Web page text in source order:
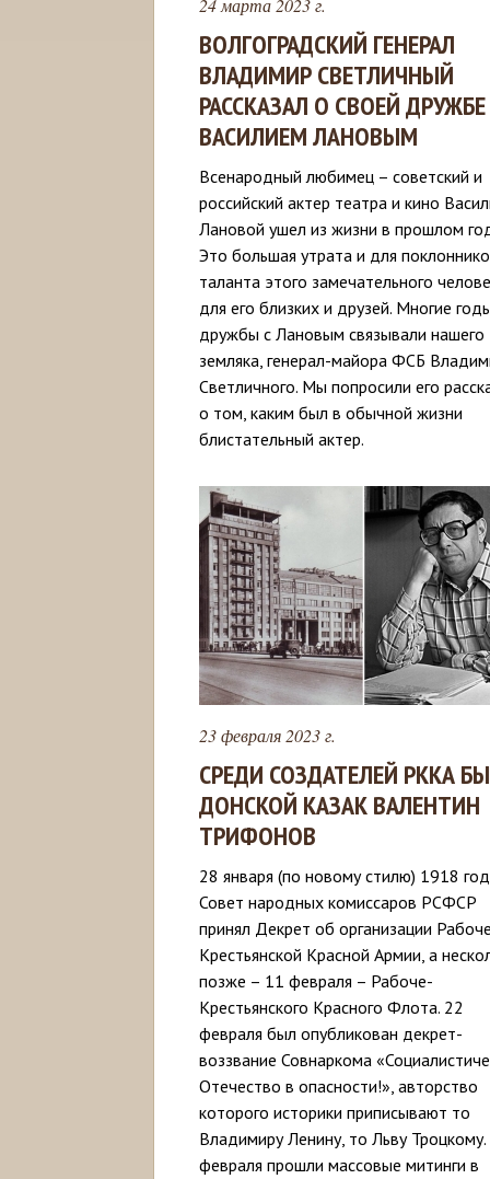
24 марта 2023 г.
ВОЛГОГРАДСКИЙ ГЕНЕРАЛ
ВЛАДИМИР СВЕТЛИЧНЫЙ
РАССКАЗАЛ О СВОЕЙ
ВАСИЛИЕМ ЛАНОВЫМ
Всенародный любимец – советский и
российский актер театра и кино
Лановой ушел из жизни в прошлом
Это большая утрата и для
таланта этого замечательного
для его близких и друзей. Многие
дружбы с Лановым связывали нашего
земляка, генерал-майора ФСБ
Светличного. Мы попросили его
о том, каким был в обычной жизни
блистательный актер.
23 февраля 2023 г.
СРЕДИ СОЗДАТЕЛЕЙ РККА
ДОНСКОЙ КАЗАК ВАЛЕНТИН
ТРИФОНОВ
28 января (по новому стилю) 1918
Совет народных комиссаров РСФСР
принял Декрет об организации
Крестьянской Красной Армии, а
позже – 11 февраля – Рабоче-
Крестьянского Красного Флота. 22
февраля был опубликован декрет-
воззвание Совнаркома
Отечество в опасности!», авторство
которого историки приписывают то
Владимиру Ленину, то Льву
февраля прошли массовые митинги в